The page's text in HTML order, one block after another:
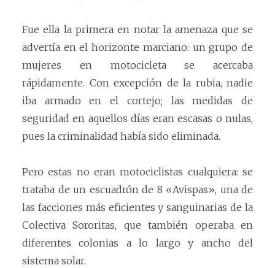
Fue ella la primera en notar la amenaza que se
advertía en el horizonte marciano: un grupo de
mujeres en motocicleta se acercaba
rápidamente. Con excepción de la rubia, nadie
iba armado en el cortejo; las medidas de
seguridad en aquellos días eran escasas o nulas,
pues la criminalidad había sido eliminada.
Pero estas no eran motociclistas cualquiera: se
trataba de un escuadrón de 8 «Avispas», una de
las facciones más eficientes y sanguinarias de la
Colectiva Sororitas, que también operaba en
diferentes colonias a lo largo y ancho del
sistema solar.